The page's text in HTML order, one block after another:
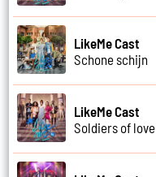
LikeMe Cast
Schone schijn
LikeMe Cast
Soldiers of love